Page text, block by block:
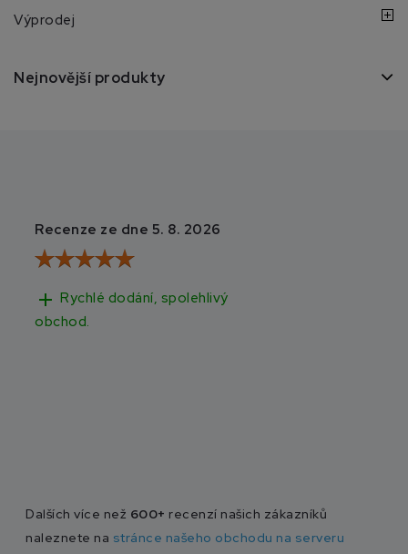
Výprodej
Nejnovější produkty
Recenze ze dne 5. 8. 2026
add Rychlé dodání, spolehlivý
obchod.
Dalších více než 600+ recenzí našich zákazníků
naleznete na stránce našeho obchodu na serveru